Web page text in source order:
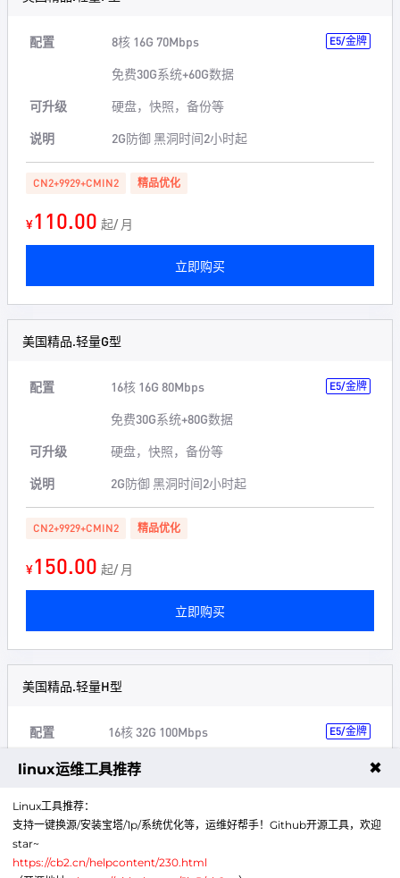
配置 8核 16G 70Mbps E5/金牌
免费30G系统+60G数据
可升级
硬盘，快照，备份等
说明
2G防御 黑洞时间2小时起
CN2+9929+CMIN2 精品优化
¥110.00 起/ 月
立即购买
美国精品.轻量G型
配置 16核 16G 80Mbps E5/金牌
免费30G系统+80G数据
可升级
硬盘，快照，备份等
说明
2G防御 黑洞时间2小时起
CN2+9929+CMIN2 精品优化
¥150.00 起/ 月
立即购买
美国精品.轻量H型
配置 16核 32G 100Mbps E5/金牌
免费30G系统+100G数据
说明
2G防御 黑洞时间2小时起
CN2+9929+CMIN2
linux运维工具推荐 ✖
Linux工具推荐：
支持一键换源/安装宝塔/1p/系统优化等，运维好帮手！Github开源工具，欢迎
star~
https://cb2.cn/helpcontent/230.html